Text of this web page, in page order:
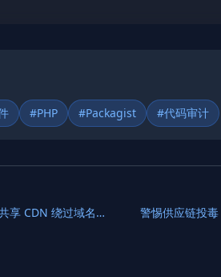
#PHP #Packagist #代码审计
警惕 Underminr 攻击：黑客正利用共享 CDN 绕过域名信誉过滤机制